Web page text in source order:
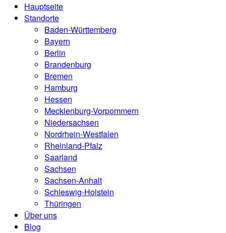
Hauptseite
Standorte
Baden-Württemberg
Bayern
Berlin
Brandenburg
Bremen
Hamburg
Hessen
Mecklenburg-Vorpommern
Niedersachsen
Nordrhein-Westfalen
Rheinland-Pfalz
Saarland
Sachsen
Sachsen-Anhalt
Schleswig-Holstein
Thüringen
Über uns
Blog